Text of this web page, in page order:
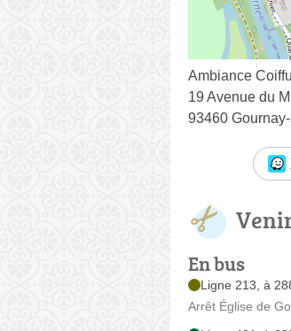
Ambiance
19 Avenue du
93460
En bus
Ligne 213, à
Arrêt Église de